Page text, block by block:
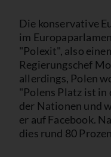
Die konservative
im
"Polexit", also
Regierungschef
allerdings, Polen
"Polens Platz ist in
der Nationen und
er auf Facebook.
dies rund 80